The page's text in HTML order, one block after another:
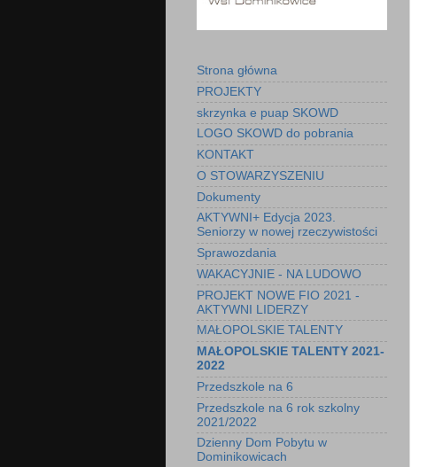
Strona główna
PROJEKTY
skrzynka e puap SKOWD
LOGO SKOWD do pobrania
KONTAKT
O STOWARZYSZENIU
Dokumenty
AKTYWNI+ Edycja 2023.
Seniorzy w nowej rzeczywistości
Sprawozdania
WAKACYJNIE - NA LUDOWO
PROJEKT NOWE FIO 2021 -
AKTYWNI LIDERZY
MAŁOPOLSKIE TALENTY
MAŁOPOLSKIE TALENTY 2021-
2022
Przedszkole na 6
Przedszkole na 6 rok szkolny
2021/2022
Dzienny Dom Pobytu w
Dominikowicach